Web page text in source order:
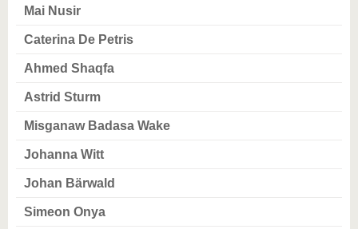
Mai Nusir
Caterina De Petris
Ahmed Shaqfa
Astrid Sturm
Misganaw Badasa Wake
Johanna Witt
Johan Bärwald
Simeon Onya